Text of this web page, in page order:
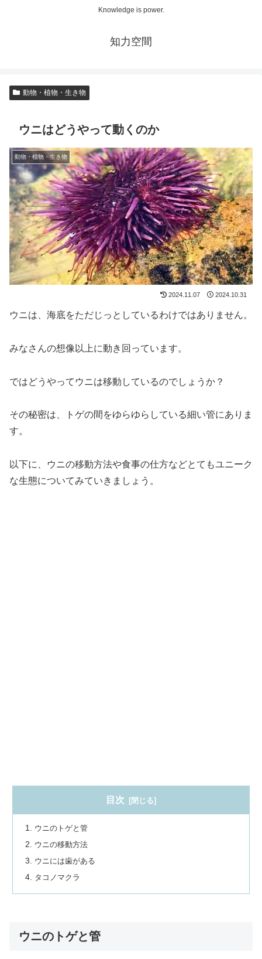
Knowledge is power.
知力空間
動物・植物・生き物
ウニはどうやって動くのか
動物・植物・生き物
2024.11.07 2024.10.31
ウニは、海底をただじっとしているわけではありません。
みなさんの想像以上に動き回っています。
ではどうやってウニは移動しているのでしょうか？
その秘密は、トゲの間をゆらゆらしている細い管にありま
す。
以下に、ウニの移動方法や食事の仕方などとてもユニーク
な生態についてみていきましょう。
目次
ウニのトゲと管
ウニの移動方法
ウニには歯がある
タコノマクラ
ウニのトゲと管